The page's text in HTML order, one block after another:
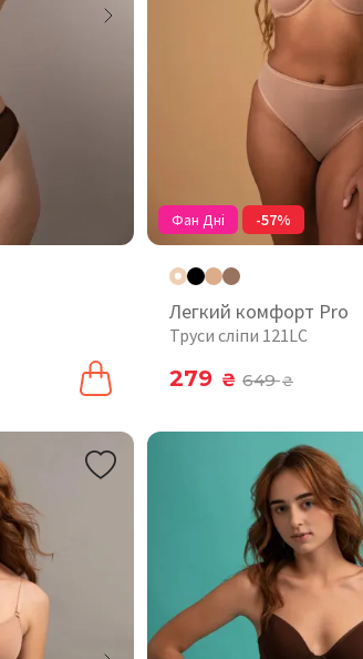
Фан Дні -57%
Легкий комфорт Pro
Труси сліпи 121LC
279 ₴ 649₴